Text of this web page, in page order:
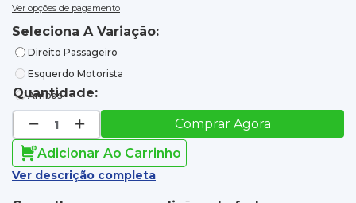
Ver opções de pagamento
Seleciona A Variação:
Direito Passageiro
Esquerdo Motorista
Ambos
Quantidade:
Comprar Agora
Adicionar Ao Carrinho
Ver descrição completa